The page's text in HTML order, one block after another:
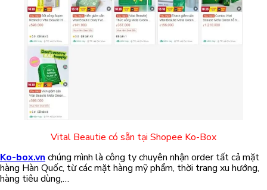
Vital Beautie có sẵn tại Shopee Ko-Box
Ko-box.vn chúng mình là công ty chuyên nhận order tất cả mặt
hàng Hàn Quốc, từ các mặt hàng mỹ phẩm, thời trang xu hướng,
hàng tiêu dùng,…